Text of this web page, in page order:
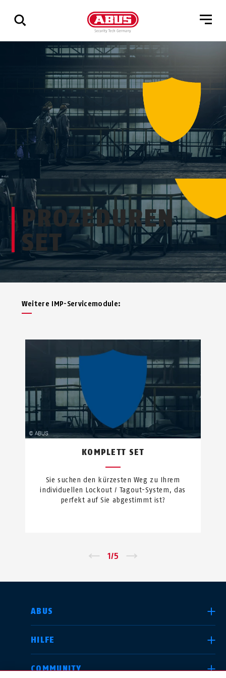
Ergebnisse
PROZEDUREN
SET
Weitere IMP-Servicemodule:
KOMPLETT SET
Sie suchen den kürzesten Weg zu Ihrem
individuellen Lockout / Tagout-System, das
perfekt auf Sie abgestimmt ist?
1/5
ABUS
HILFE
COMMUNITY
LAND AUSWÄHLEN
Deutschland